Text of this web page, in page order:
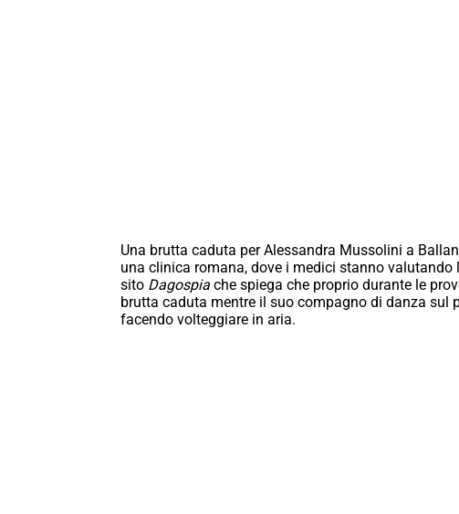
Una brutta caduta per Alessandra Mussolini a
una clinica romana, dove i medici stanno
sito Dagospia che spiega che proprio durante le
brutta caduta mentre il suo compagno di danza sul
facendo volteggiare in aria.